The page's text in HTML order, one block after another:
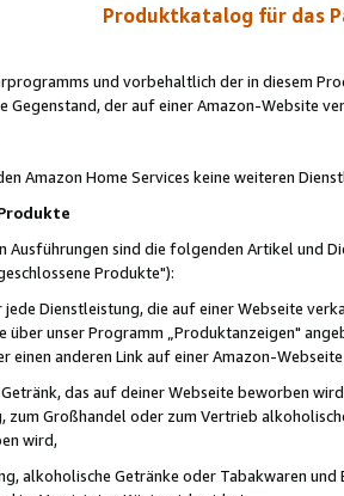
Produktkatalog für das
und vorbehaltlich der in diesem
Gegenstand, der auf einer Amazon-Website
Amazon Home Services keine weiteren
Ausführungen sind die folgenden Artikel und
Produkte"):
jede Dienstleistung, die auf einer Webseite
über unser Programm „Produktanzeigen"
einen anderen Link auf einer Amazon-
das auf deiner Webseite beworben
zum Großhandel oder zum Vertrieb
wird,
alkoholische Getränke oder Tabakwaren